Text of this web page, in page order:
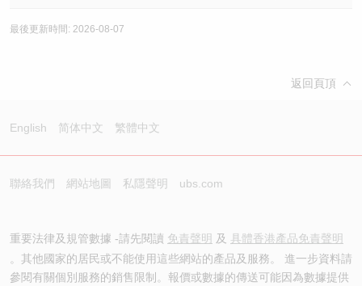
最後更新時間: 2026-08-07
返回頁頂
English 简体中文 繁體中文
聯絡我們 網站地圖 私隱聲明 ubs.com
重要法律及規管數據 -請先閱讀 免責聲明 及 具體香港產品免責聲明
。其他國家的居民或不能使用這些網站的產品及服務。 進一步資料請
參閱有關個別服務的銷售限制。報價或數據的傳送可能因為數據提供